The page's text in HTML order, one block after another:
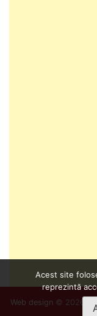
Web design © 2026
Acest site
reprezintă